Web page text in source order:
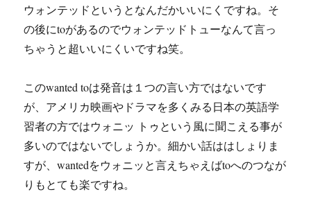
ウォンテッドというとなんだかいいにくですね。そ
の後にtoがあるのでウォンテッドトューなんて言っ
ちゃうと超いいにくいですね笑。
このwanted toは発音は１つの言い方ではないです
が、アメリカ映画やドラマを多くみる日本の英語学
習者の方ではウォニッ トゥという風に聞こえる事が
多いのではないでしょうか。細かい話ははしょりま
すが、wantedをウォニッと言えちゃえばtoへのつなが
りもとても楽ですね。